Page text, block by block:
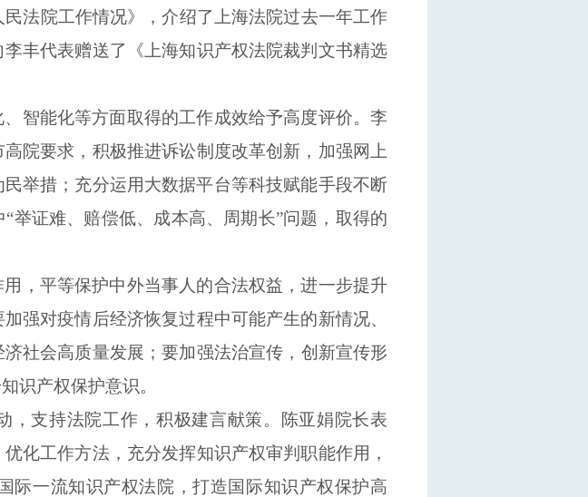
民法院工作情况》
，介绍了上海法院过去一年工作
李丰代表赠送了《上海知识产权法院裁判文书精选
智能化等方面取得的工作成效给予高度评价。李
高院要求， 积极推进诉讼制度改革创新， 加强网上
民举措；充分运用大数据平台等科技赋能手段不断
“举证难、赔偿低、成本高、周期长”问题 ， 取得的
， 平等保护中外当事人的合法权益，进一步提升
加强对疫情后经济恢复过程中可能产生的新情况、
社会高质量发展；要加强法治宣传， 创新宣传形
知识产权保护意识。
，支持法院工作， 积极建言献策。 陈亚娟院长表
优化工作方法， 充分发挥知识产权审判职能作用 ，
际一流知识产权法院 ，打造国际知识产权保护高